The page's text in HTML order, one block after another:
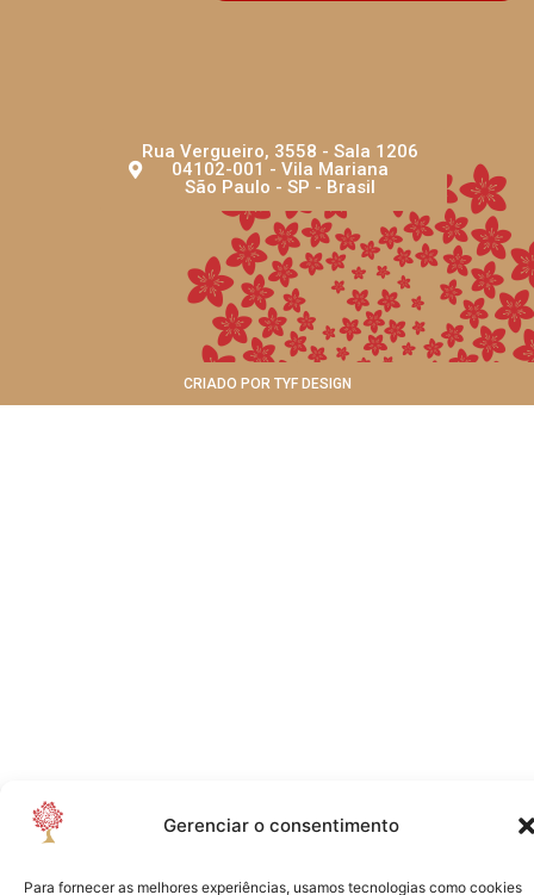
Gerenciar o consentimento
Para fornecer as melhores experiências, usamos tecnologias como cookies
Rua Vergueiro, 3558 - Sala 1206
04102-001 - Vila Mariana
São Paulo - SP - Brasil
CRIADO POR TYF DESIGN